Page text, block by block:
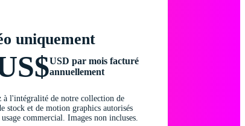
uniquement
USD par mois facturé
annuellement
à l'intégralité de notre collection de
stock et de motion graphics autorisés
commercial. Images non incluses.